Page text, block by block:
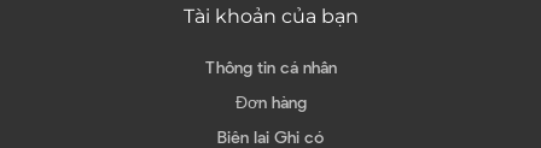
Tài khoản của bạn
Thông tin cá nhân
Đơn hàng
Biên lai Ghi có